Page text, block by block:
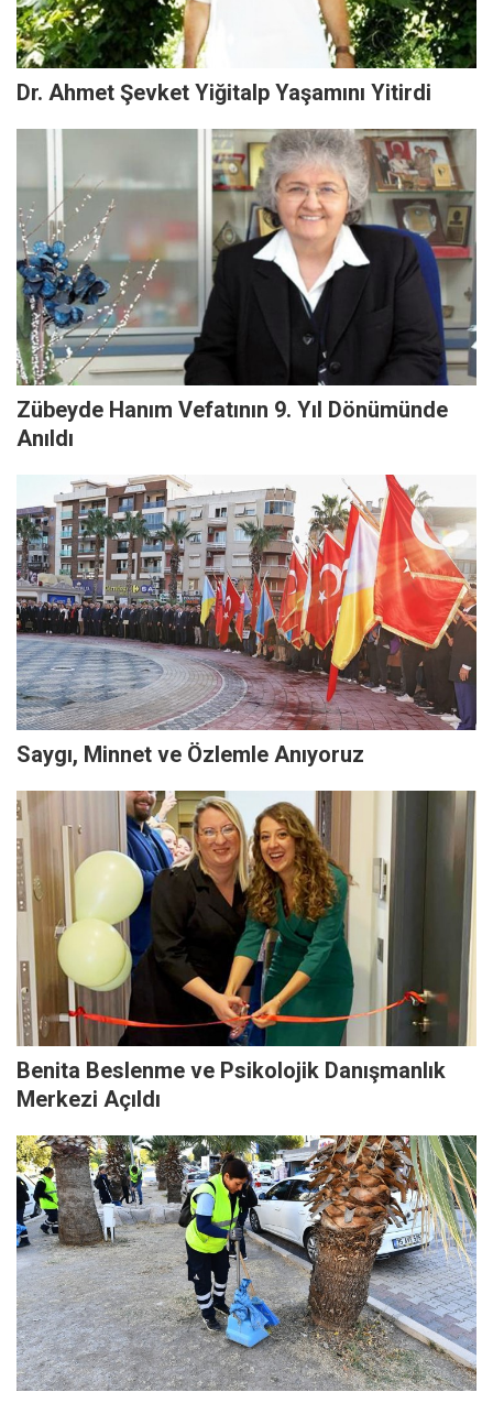
Dr. Ahmet Şevket Yiğitalp Yaşamını Yitirdi
Zübeyde Hanım Vefatının 9. Yıl Dönümünde
Anıldı
Saygı, Minnet ve Özlemle Anıyoruz
Benita Beslenme ve Psikolojik Danışmanlık
Merkezi Açıldı